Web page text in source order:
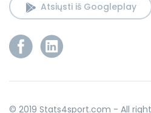
Atsiųsti iš Googleplay
© 2019 Stats4sport.com - All